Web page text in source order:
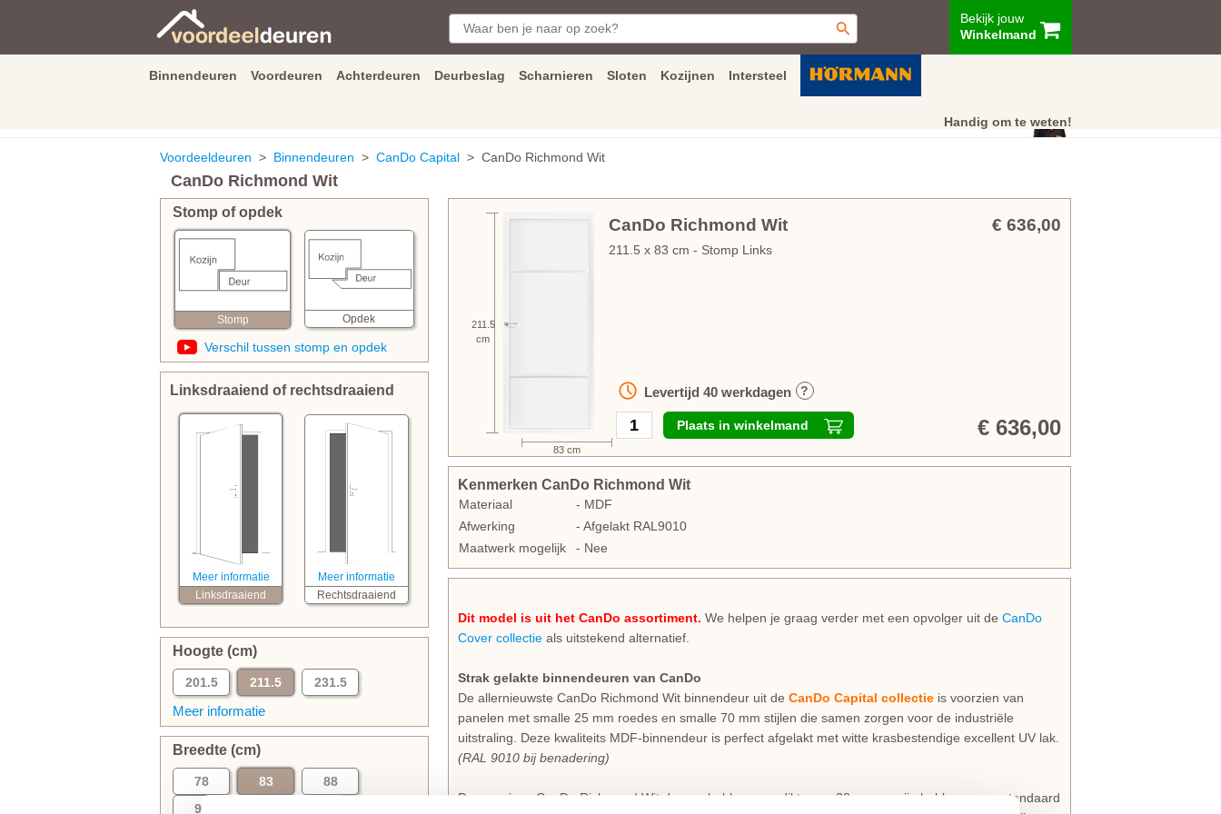
Bekijk jouw
Winkelmand
Binnendeuren Voordeuren Achterdeuren Deurbeslag Scharnieren Sloten Kozijnen Intersteel
Handig om te weten!
Klantenservice
Voordeeldeuren > Binnendeuren > CanDo Capital > CanDo Richmond Wit
CanDo Richmond Wit
Stomp of opdek
Stomp Opdek
Verschil tussen stomp en opdek
Linksdraaiend of rechtsdraaiend
Meer informatie
Linksdraaiend
Meer informatie
Rechtsdraaiend
Hoogte (cm)
201.5 211.5
231.5
Meer informatie
Breedte (cm)
78 83
88
93
211.5
cm
CanDo Richmond Wit € 636,00
211.5 x 83 cm - Stomp Links
Plaats in winkelmand
Levertijd 40werkdagen ?
€ 636,00
83 cm
Kenmerken CanDo Richmond Wit
Materiaal
- MDF
Afwerking
- Afgelakt RAL9010
Maatwerk mogelijk
- Nee
Dit model is uit het CanDo assortiment. We helpen je graag verder met een opvolger uit de CanDo
Cover collectie als uitstekend alternatief.
Strak gelakte binnendeuren van CanDo
De allernieuwste CanDo Richmond Wit binnendeur uit de CanDo Capital collectie is voorzien van
panelen met smalle 25 mm roedes en smalle 70 mm stijlen die samen zorgen voor de industriële
uitstraling. Deze kwaliteits MDF-binnendeur is perfect afgelakt met witte krasbestendige excellent UV lak.
(RAL 9010 bij benadering)
De massieve CanDo Richmond Wit deuren hebben een dikte van 38 mm en zijn hebben
standaard